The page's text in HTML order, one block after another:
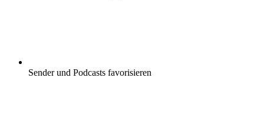
Sender und Podcasts favorisieren